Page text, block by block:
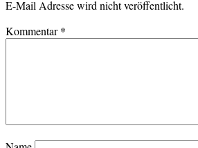
E-Mail Adresse wird nicht veröffentlicht.
Kommentar*